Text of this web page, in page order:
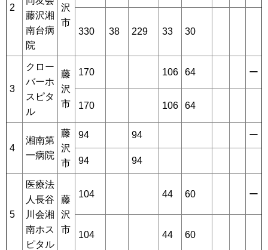
2
藤沢湘
南台病
院
沢
市
330 38 229 33 30
3
クロー
バーホ
スピタ
ル
藤
沢
市
170 106 64 ー
170 106 64
4
湘南第
一病院
藤
沢
市
94 94 ー
94 94
5
医療法
人長谷
川会湘
南ホス
ピタル
藤
沢
市
104 44 60 ー
104 44 60